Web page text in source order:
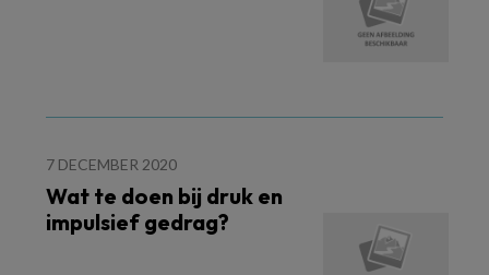
7 DECEMBER 2020
Wat te doen bij druk en
impulsief gedrag?